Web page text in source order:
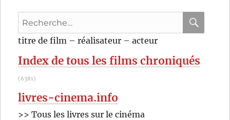
Batra
Recherche
pour
:
titre de film – réalisateur – acteur
Index de tous les films chroniqués
(6381)
livres-cinema.info
>> Tous les livres sur le cinéma